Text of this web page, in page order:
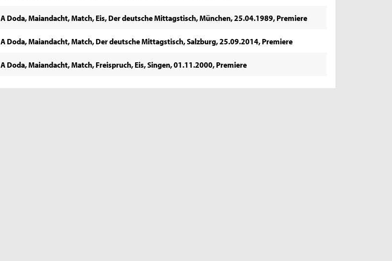
A Doda, Maiandacht, Match, Eis, Der deutsche Mittagstisch, München, 25.04.1989, Premiere
A Doda, Maiandacht, Match, Der deutsche Mittagstisch, Salzburg, 25.09.2014, Premiere
A Doda, Maiandacht, Match, Freispruch, Eis, Singen, 01.11.2000, Premiere